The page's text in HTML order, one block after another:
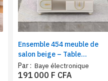
Ensemble 454 meuble de
salon beige – Table
téléviseur + table basse
Par : Baye électronique
191 000 F CFA